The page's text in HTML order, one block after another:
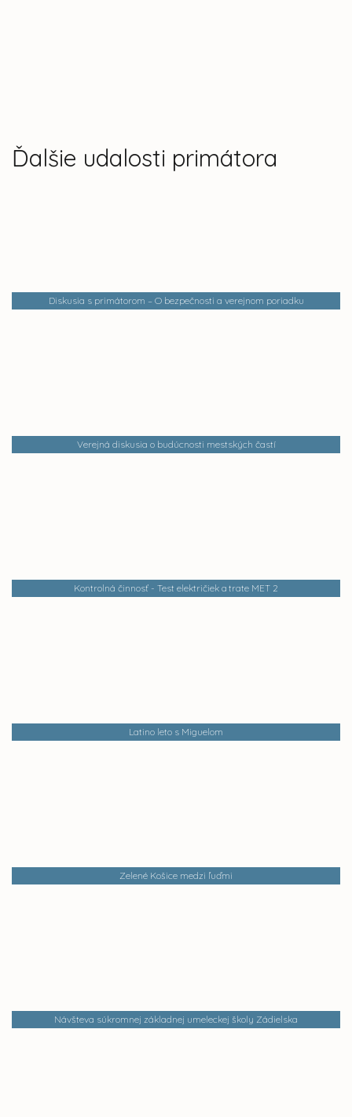
Ďalšie udalosti primátora
Diskusia s primátorom – O bezpečnosti a verejnom poriadku
Verejná diskusia o budúcnosti mestských častí
Kontrolná činnosť - Test električiek a trate MET 2
Latino leto s Miguelom
Zelené Košice medzi ľuďmi
Návšteva súkromnej základnej umeleckej školy Zádielska